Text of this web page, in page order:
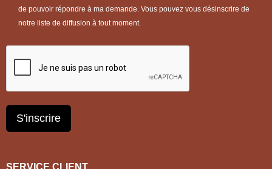
de pouvoir répondre à ma demande. Vous pouvez vous désinscrire de
notre liste de diffusion à tout moment.
S'inscrire
SERVICE CLIENT